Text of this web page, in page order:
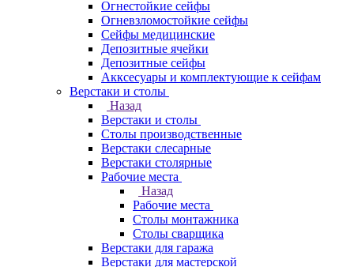
Огнестойкие сейфы
Огневзломостойкие сейфы
Сейфы медицинские
Депозитные ячейки
Депозитные сейфы
Акксесуары и комплектующие к сейфам
Верстаки и столы
Назад
Верстаки и столы
Столы производственные
Верстаки слесарные
Верстаки столярные
Рабочие места
Назад
Рабочие места
Столы монтажника
Столы сварщика
Верстаки для гаража
Верстаки для мастерской